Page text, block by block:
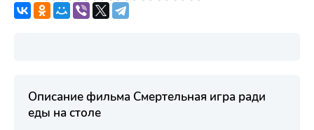
Описание фильма Смертельная игра ради
еды на столе